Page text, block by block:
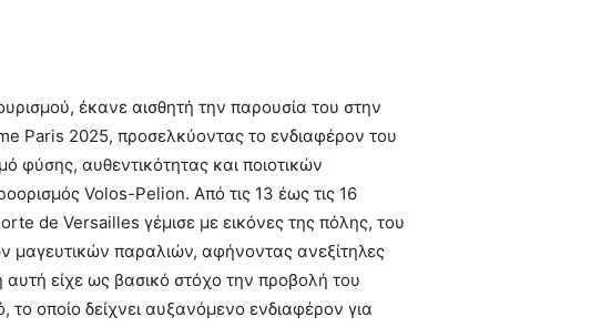
έκανε αισθητή την παρουσία του στην
Paris 2025, προσελκύοντας το ενδιαφέρον του
φύσης, αυθεντικότητας και ποιοτικών
Volos-Pelion. Από τις 13 έως τις 16
de Versailles γέμισε με εικόνες της πόλης, του
παραλιών, αφήνοντας ανεξίτηλες
είχε ως βασικό στόχο την προβολή του
οποίο δείχνει αυξανόμενο ενδιαφέρον για